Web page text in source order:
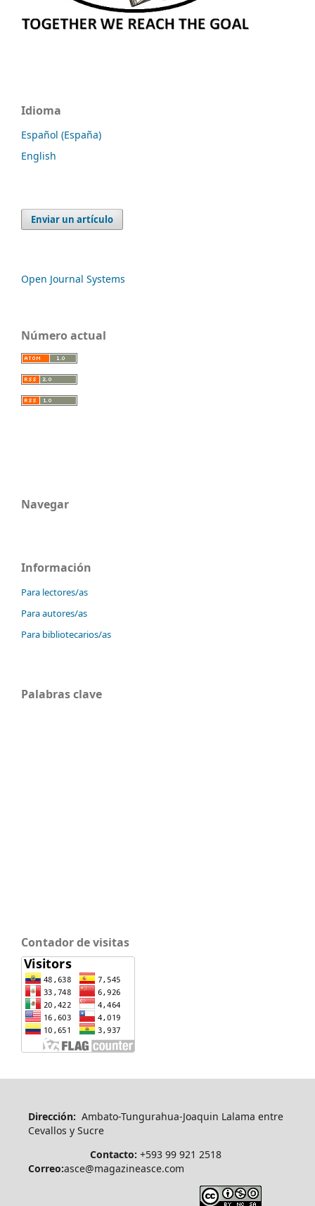
Idioma
Español (España)
English
Enviar un artículo
Open Journal Systems
Número actual
Navegar
Información
Para lectores/as
Para autores/as
Para bibliotecarios/as
Palabras clave
Contador de visitas
Dirección: Ambato-Tungurahua-Joaquin Lalama entre
Cevallos y Sucre
Contacto: +593 99 921 2518
Correo:asce@magazineasce.com